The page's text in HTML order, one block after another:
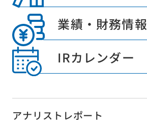
業績・財務情報
IRカレンダー
アナリストレポート